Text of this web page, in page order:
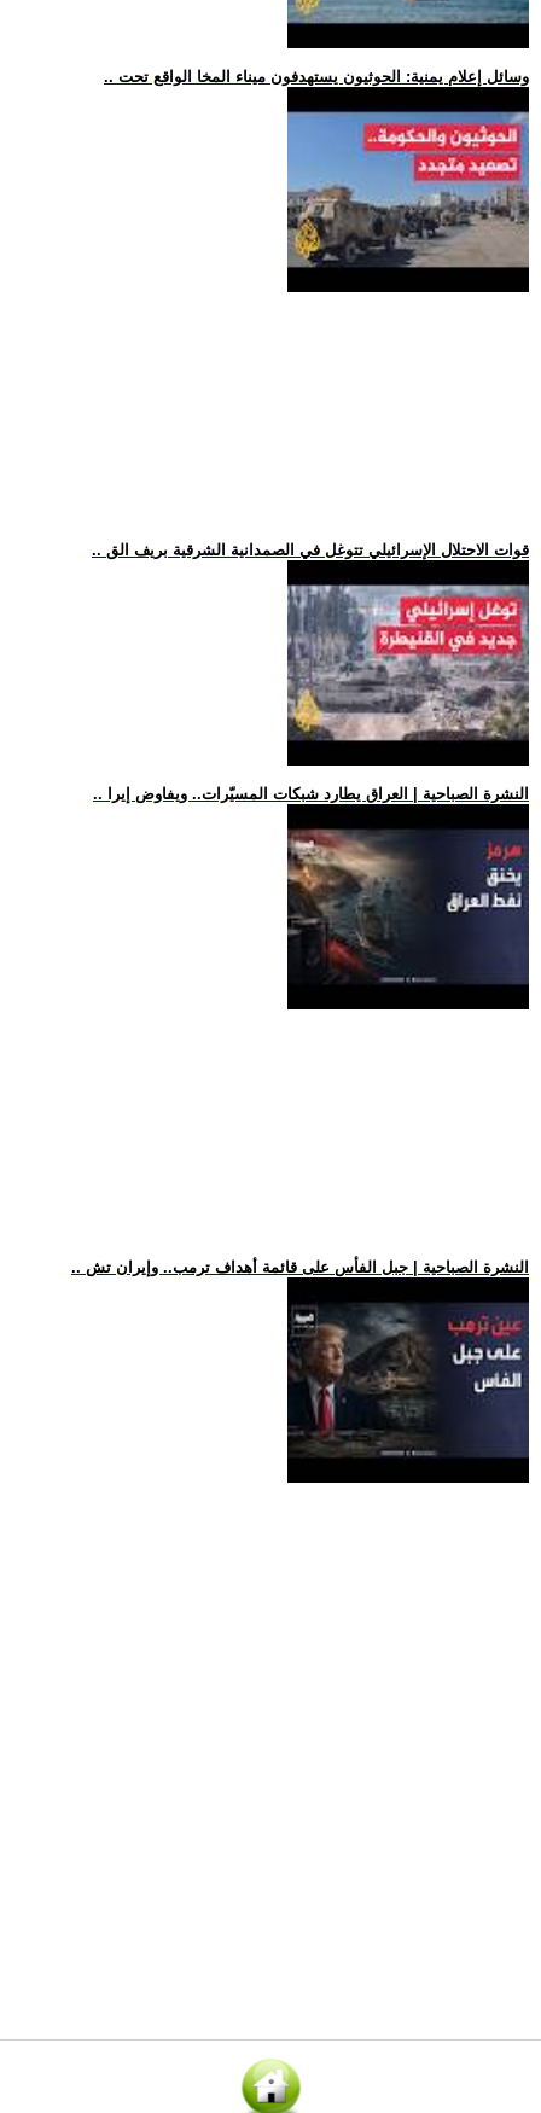
.. وسائل إعلام يمنية: الحوثيون يستهدفون ميناء المخا الواقع تحت
.. قوات الاحتلال الإسرائيلي تتوغل في الصمدانية الشرقية بريف الق
.. النشرة الصباحية | العراق يطارد شبكات المسيّرات.. ويفاوض إيرا
.. النشرة الصباحية | جبل الفأس على قائمة أهداف ترمب.. وإيران تش